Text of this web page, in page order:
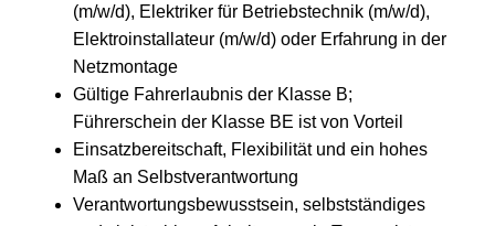
(m/w/d), Elektriker für Betriebstechnik (m/w/d),
Elektroinstallateur (m/w/d) oder Erfahrung in der
Netzmontage
Gültige Fahrerlaubnis der Klasse B;
Führerschein der Klasse BE ist von Vorteil
Einsatzbereitschaft, Flexibilität und ein hohes
Maß an Selbstverantwortung
Verantwortungsbewusstsein, selbstständiges